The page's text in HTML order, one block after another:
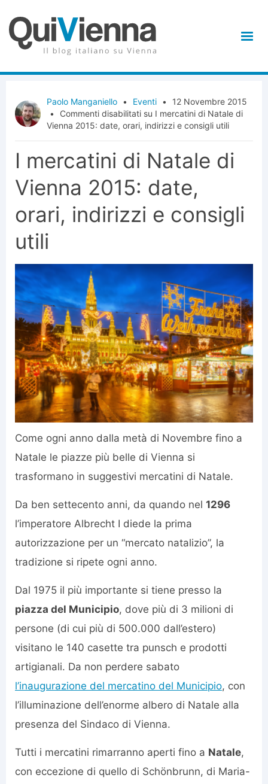
Paolo Manganiello • Eventi •
12 Novembre 2015
•
Commenti disabilitati su I mercatini di Natale di
Vienna 2015: date, orari, indirizzi e consigli utili
I mercatini di Natale di
Vienna 2015: date,
orari, indirizzi e consigli
utili
Come ogni anno dalla metà di Novembre fino a
Natale le piazze più belle di Vienna si
trasformano in suggestivi mercatini di Natale.
Da ben settecento anni, da quando nel 1296
l’imperatore Albrecht I diede la prima
autorizzazione per un “mercato natalizio”, la
tradizione si ripete ogni anno.
Dal 1975 il più importante si tiene presso la
piazza del Municipio, dove più di 3 milioni di
persone (di cui più di 500.000 dall’estero)
visitano le 140 casette tra punsch e prodotti
artigianali. Da non perdere sabato
l’inaugurazione del mercatino del Municipio, con
l’illuminazione dell’enorme albero di Natale alla
presenza del Sindaco di Vienna.
Tutti i mercatini rimarranno aperti fino a Natale,
con eccezione di quello di Schönbrunn, di Maria-